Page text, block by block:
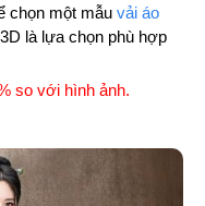
chọn một mẫu vải áo
là lựa chọn phù hợp
so với hình ảnh.